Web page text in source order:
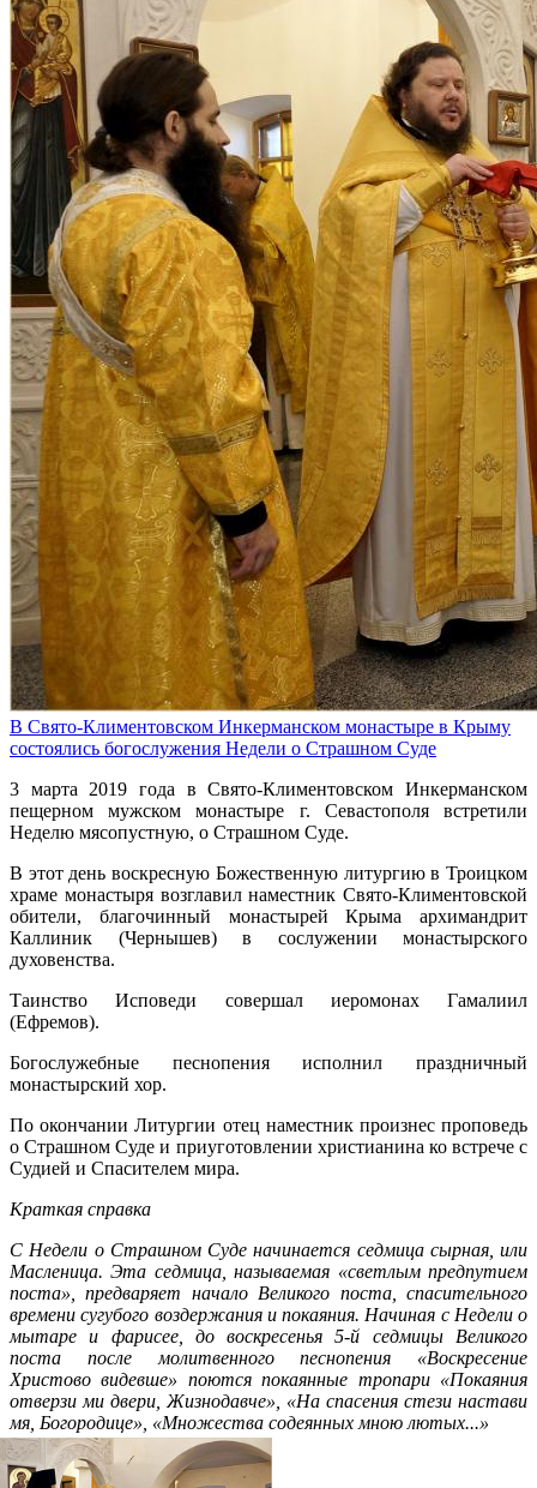
В Свято-Климентовском Инкерманском монастыре в Крыму
состоялись богослужения Недели о Страшном Суде
3 марта 2019 года в Свято-Климентовском Инкерманском
пещерном мужском монастыре г. Севастополя встретили
Неделю мясопустную, о Страшном Суде.
В этот день воскресную Божественную литургию в Троицком
храме монастыря возглавил наместник Свято-Климентовской
обители, благочинный монастырей Крыма архимандрит
Каллиник (Чернышев) в сослужении монастырского
духовенства.
Таинство Исповеди совершал иеромонах Гамалиил
(Ефремов).
Богослужебные песнопения исполнил праздничный
монастырский хор.
По окончании Литургии отец наместник произнес проповедь
о Страшном Суде и приуготовлении христианина ко встрече с
Судией и Спасителем мира.
Краткая справка
С Недели о Страшном Суде начинается седмица сырная, или
Масленица. Эта седмица, называемая «светлым предпутием
поста» , предваряет начало Великого поста, спасительного
времени сугубого воздержания и покаяния. Начиная с Недели о
мытаре и фарисее, до воскресенья 5-й седмицы Великого
поста после молитвенного песнопения «Воскресение
Христово видевше» поются покаянные тропари «Покаяния
отверзи ми двери, Жизнодавче» «На спасения стези настави
мя, Богородице» «Множества содеянных мною лютых...»
Распечатать